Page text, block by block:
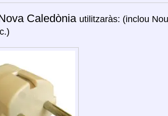
Caledònia utilitzaràs: (inclou